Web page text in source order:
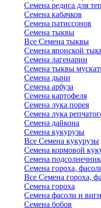
Семена редиса для
Семена кабачков
Семена патиссонов
Семена тыквы
Все Семена тыквы
Семена японской
Семена лагенарии
Семена тыквы
Семена дыни
Семена арбуза
Семена картофеля
Семена лука порея
Семена лука
Семена дайкона
Семена кукурузы
Все Семена кукурузы
Семена кормовой
Семена
Семена гороха,
Все Семена гороха,
Семена гороха
Семена фасоли и
Семена бобов